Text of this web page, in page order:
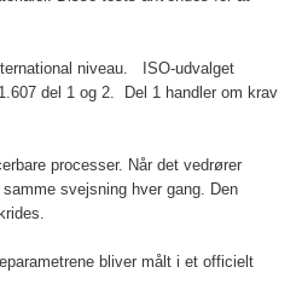
niveau. ISO-udvalget
del 1 og 2. Del 1 handler om krav
processer. Når det vedrører
svejsning hver gang. Den
bliver målt i et officielt